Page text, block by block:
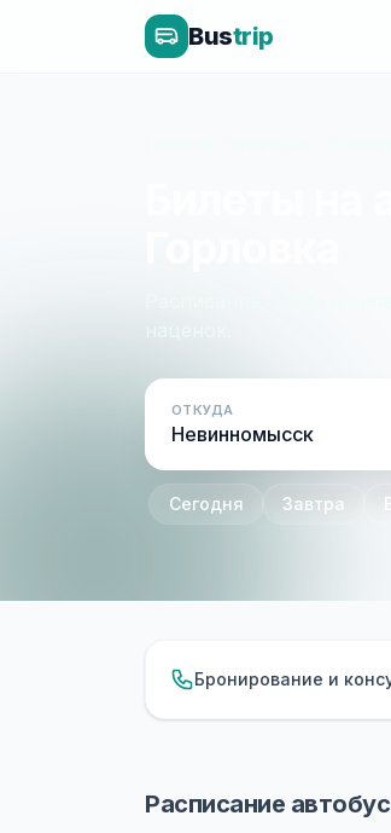
Bustrip
ОТКУДА
Сегодня Завтра
Бронирование и
Расписание